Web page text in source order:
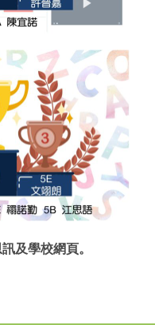
及學校網頁。